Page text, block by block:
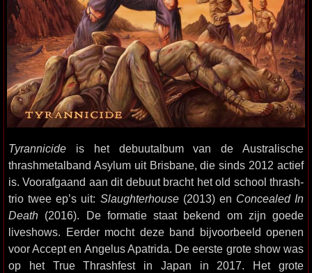
Tyrannicide is het debuutalbum van de Australische
thrashmetalband Asylum uit Brisbane, die sinds 2012 actief
is. Voorafgaand aan dit debuut bracht het old school thrash-
trio twee ep’s uit: Slaughterhouse(2013) en Concealed In
Death (2016). De formatie staat bekend om zijn goede
liveshows. Eerder mocht deze band bijvoorbeeld openen
voor Accept en Angelus Apatrida. De eerste grote show was
op het True Thrashfest in Japan in 2017. Het grote